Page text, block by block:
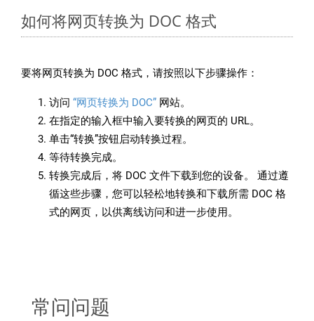
如何将网页转换为 DOC 格式
要将网页转换为 DOC 格式，请按照以下步骤操作：
访问 “网页转换为 DOC” 网站。
在指定的输入框中输入要转换的网页的 URL。
单击“转换”按钮启动转换过程。
等待转换完成。
转换完成后，将 DOC 文件下载到您的设备。 通过遵
循这些步骤，您可以轻松地转换和下载所需 DOC 格
式的网页，以供离线访问和进一步使用。
常问问题